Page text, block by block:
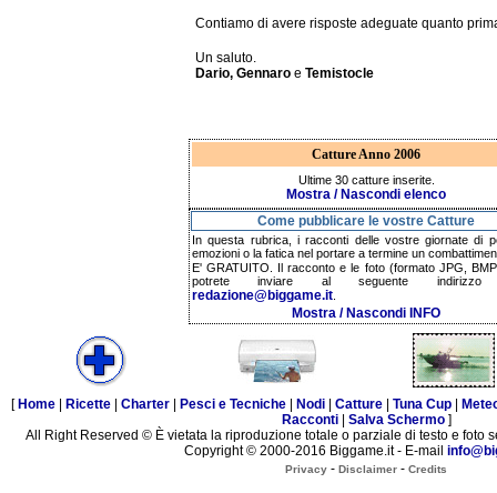
Contiamo di avere risposte adeguate quanto
Un saluto.
Dario, Gennaro e Temistocle
Catture Anno 2006
Ultime 30 catture inserite.
Mostra / Nascondi elenco
Come pubblicare le vostre Catture
In questa rubrica, i racconti delle vostre giornate di
emozioni o la fatica nel portare a termine un
E' GRATUITO. Il racconto e le foto (formato JPG,
potrete inviare al seguente indirizzo
redazione@biggame.it
Mostra / Nascondi INFO
[ Home Ricette Charter Pesci e Tecniche Nodi Catture Tuna Cup
Racconti| Salva Schermo]
All Right Reserved © È vietata la riproduzione totale o parziale di testo e foto
Copyright © 2000-2016 Biggame.it - E-mail
Privacy - Disclaimer - Credits